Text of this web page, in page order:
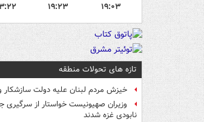
۱۹:۰۳
۱۹:۲۳
تازه های تحولات منطقه
خیزش مردم لبنان علیه دولت سازشکار
وزیران صهیونیست خواستار از سرگیری
نابودی غزه شدند